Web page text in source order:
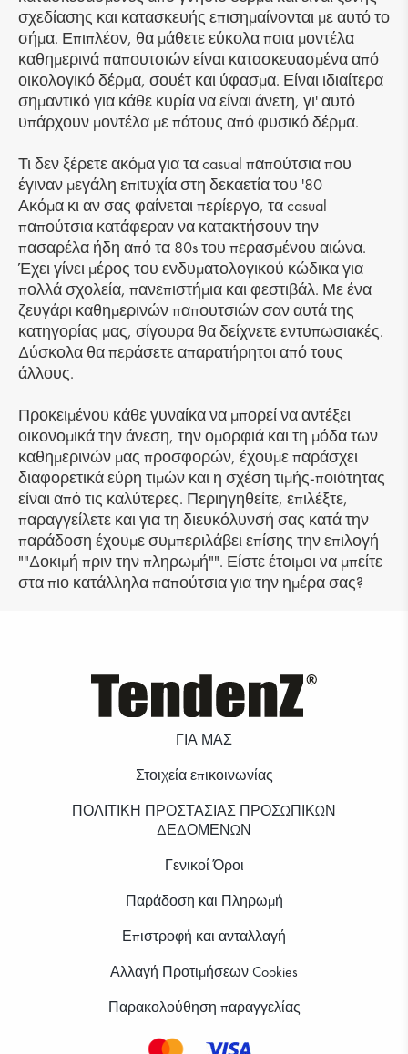
σχεδίασης και κατασκευής επισημαίνονται με αυτό το
σήμα. Επιπλέον, θα μάθετε εύκολα ποια μοντέλα
καθημερινά παπουτσιών είναι κατασκευασμένα από
οικολογικό δέρμα, σουέτ και ύφασμα. Είναι ιδιαίτερα
σημαντικό για κάθε κυρία να είναι άνετη, γι' αυτό
υπάρχουν μοντέλα με πάτους από φυσικό δέρμα.
Τι δεν ξέρετε ακόμα για τα casual παπούτσια που
έγιναν μεγάλη επιτυχία στη δεκαετία του '80
Ακόμα κι αν σας φαίνεται περίεργο, τα casual
παπούτσια κατάφεραν να κατακτήσουν την
πασαρέλα ήδη από τα 80s του περασμένου αιώνα.
Έχει γίνει μέρος του ενδυματολογικού κώδικα για
πολλά σχολεία, πανεπιστήμια και φεστιβάλ. Με ένα
ζευγάρι καθημερινών παπουτσιών σαν αυτά της
κατηγορίας μας, σίγουρα θα δείχνετε εντυπωσιακές.
Δύσκολα θα περάσετε απαρατήρητοι από τους
άλλους.
Προκειμένου κάθε γυναίκα να μπορεί να αντέξει
οικονομικά την άνεση, την ομορφιά και τη μόδα των
καθημερινών μας προσφορών, έχουμε παράσχει
διαφορετικά εύρη τιμών και η σχέση τιμής-ποιότητας
είναι από τις καλύτερες. Περιηγηθείτε, επιλέξτε,
παραγγείλετε και για τη διευκόλυνσή σας κατά την
παράδοση έχουμε συμπεριλάβει επίσης την επιλογή
""Δοκιμή πριν την πληρωμή"". Είστε έτοιμοι να μπείτε
στα πιο κατάλληλα παπούτσια για την ημέρα σας?
ΓΙΑ ΜΑΣ
Στοιχεία επικοινωνίας
ΠΟΛΙΤΙΚΗ ΠΡΟΣΤΑΣΙΑΣ ΠΡΟΣΩΠΙΚΩΝ
ΔΕΔΟΜΕΝΩΝ
Γενικοί Όροι
Παράδοση και Πληρωμή
Επιστροφή και ανταλλαγή
Αλλαγή Προτιμήσεων Cookies
Παρακολούθηση παραγγελίας